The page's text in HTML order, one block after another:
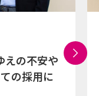
えの不安や
の採用に